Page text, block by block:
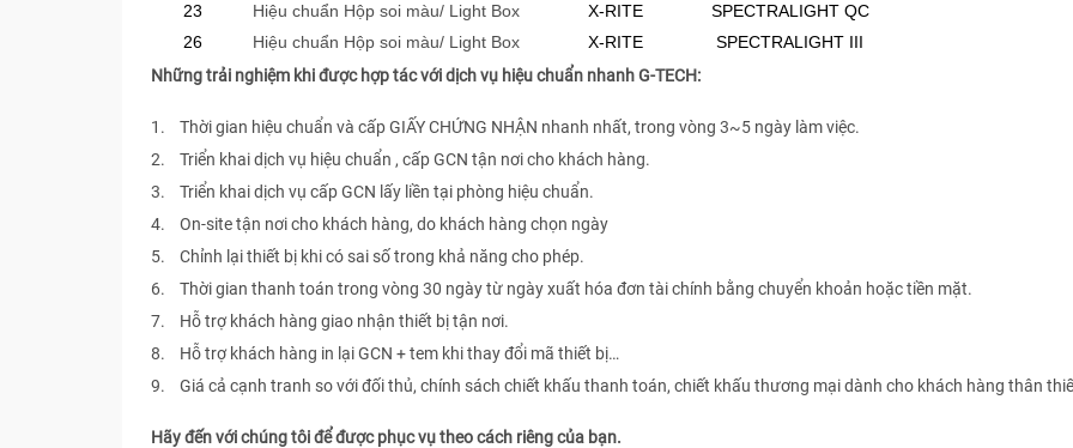
23 Hiệu chuẩn Hộp soi màu/ Light Box X-RITE
SPECTRALIGHT QC
26
Hiệu chuẩn Hộp soi màu/ Light Box X-RITE
SPECTRALIGHT III
Những trải nghiệm khi được hợp tác với dịch vụ hiệu chuẩn nhanh G-TECH:
1. Thời gian hiệu chuẩn và cấp GIẤY CHỨNG NHẬN nhanh nhất, trong vòng 3~5 ngày làm việc.
2. Triển khai dịch vụ hiệu chuẩn , cấp GCN tận nơi cho khách hàng.
3. Triển khai dịch vụ cấp GCN lấy liền tại phòng hiệu chuẩn.
4. On-site tận nơi cho khách hàng, do khách hàng chọn ngày
5. Chỉnh lại thiết bị khi có sai số trong khả năng cho phép.
6. Thời gian thanh toán trong vòng 30 ngày từ ngày xuất hóa đơn tài chính bằng chuyển khoản hoặc tiền mặt.
7. Hỗ trợ khách hàng giao nhận thiết bị tận nơi.
8. Hỗ trợ khách hàng in lại GCN + tem khi thay đổi mã thiết bị…
9. Giá cả cạnh tranh so với đối thủ, chính sách chiết khấu thanh toán, chiết khấu thương mại dành cho khách hàng thân
Hãy đến với chúng tôi để được phục vụ theo cách riêng của bạn.